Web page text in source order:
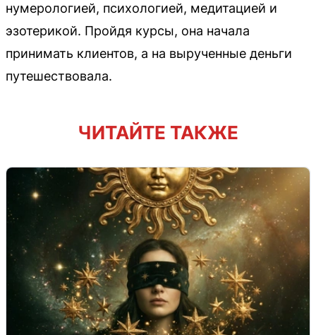
нумерологией, психологией, медитацией и
эзотерикой. Пройдя курсы, она начала
принимать клиентов, а на вырученные деньги
путешествовала.
ЧИТАЙТЕ ТАКЖЕ